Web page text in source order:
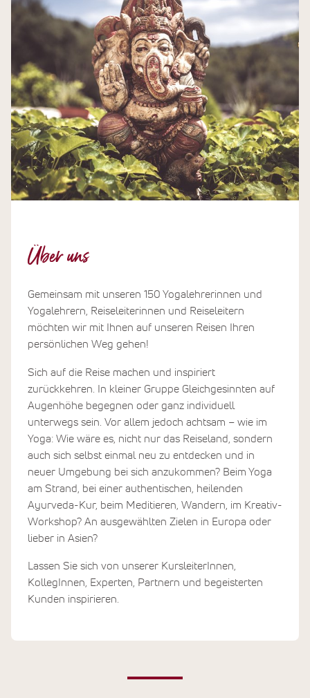
Über uns
Gemeinsam mit unseren 150 Yogalehrerinnen und
Yogalehrern, Reiseleiterinnen und Reiseleitern
möchten wir mit Ihnen auf unseren Reisen Ihren
persönlichen Weg gehen!
Sich auf die Reise machen und inspiriert
zurückkehren. In kleiner Gruppe Gleichgesinnten auf
Augenhöhe begegnen oder ganz individuell
unterwegs sein. Vor allem jedoch achtsam – wie im
Yoga: Wie wäre es, nicht nur das Reiseland, sondern
auch sich selbst einmal neu zu entdecken und in
neuer Umgebung bei sich anzukommen? Beim Yoga
am Strand, bei einer authentischen, heilenden
Ayurveda-Kur, beim Meditieren, Wandern, im Kreativ-
Workshop? An ausgewählten Zielen in Europa oder
lieber in Asien?
Lassen Sie sich von unserer KursleiterInnen,
KollegInnen, Experten, Partnern und begeisterten
Kunden inspirieren.